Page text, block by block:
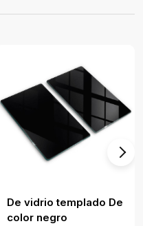
De vidrio templado De
color negro